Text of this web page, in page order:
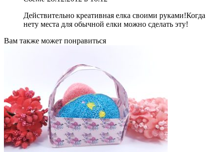
Действительно креативная елка своими руками!Когда
нету места для обычной елки можно сделать эту!
Вам также может понравиться